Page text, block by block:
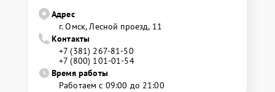
Адрес
г. Омск, ​Лесной проезд, 11
Контакты
+7 (381) 267-81-50
+7 (800) 101-01-54
Время работы
Работаем с 09:00 до 21:00